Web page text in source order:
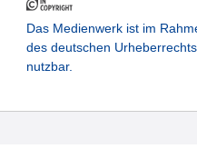
Das Medienwerk ist im
des deutschen Urheberrechts
nutzbar.